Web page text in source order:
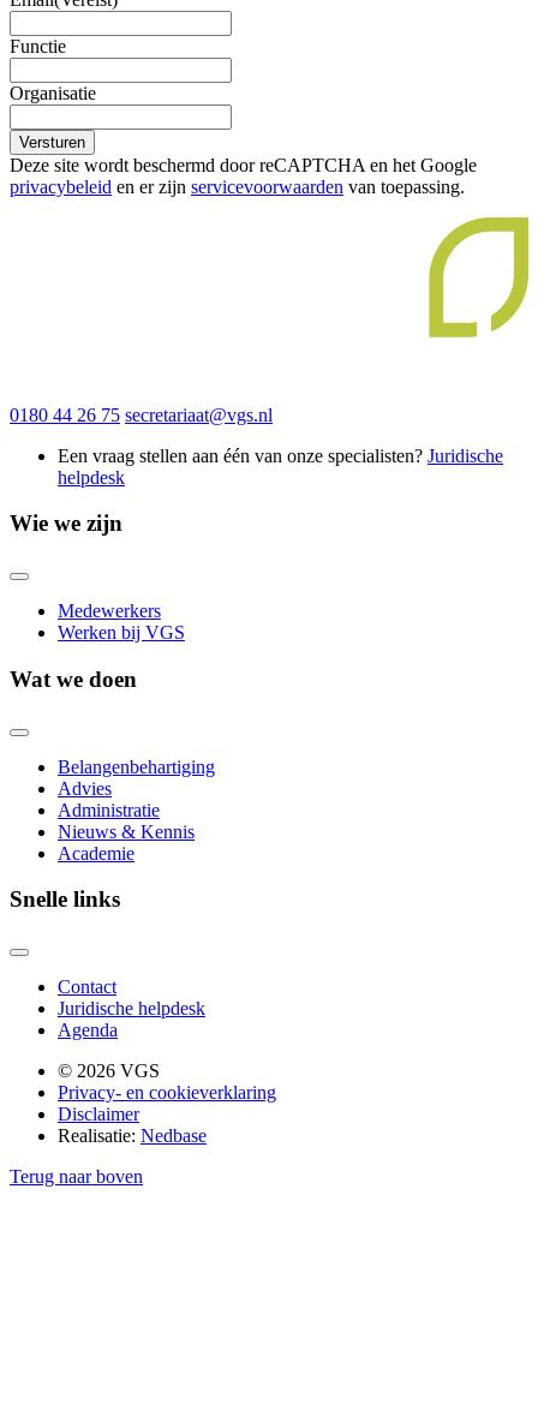
Functie
Organisatie
Versturen
Deze site wordt beschermd door reCAPTCHA en het Google
privacybeleid en er zijn servicevoorwaarden van toepassing.
0180 44 26 75 secretariaat@vgs.nl
Een vraag stellen aan één van onze specialisten? Juridische
helpdesk
Wie we zijn
Medewerkers
Werken bij VGS
Wat we doen
Belangenbehartiging
Advies
Administratie
Nieuws & Kennis
Academie
Snelle links
Contact
Juridische helpdesk
Agenda
© 2026 VGS
Privacy- en cookieverklaring
Disclaimer
Realisatie: Nedbase
Terug naar boven